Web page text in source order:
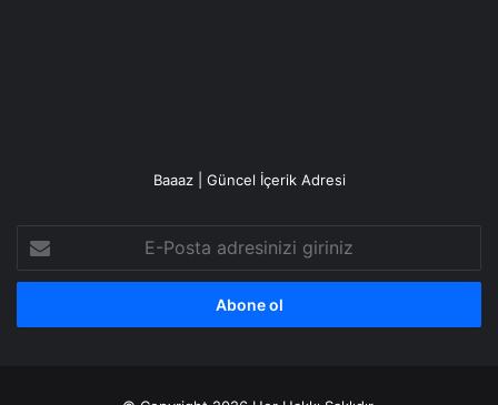
Baaaz | Güncel İçerik Adresi
Posta
adresinizi